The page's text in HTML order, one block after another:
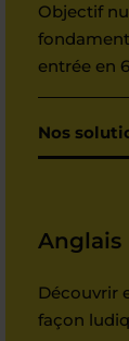
Objectif
entrée en 6
Nos
Anglais
Découvrir
façon